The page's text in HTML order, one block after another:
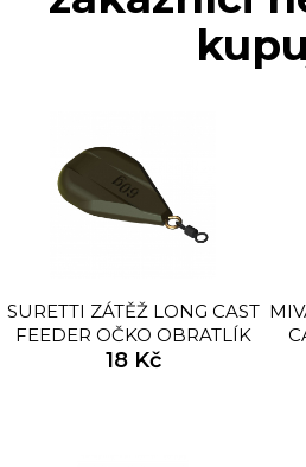
SURETTI ZÁTĚŽ LONG CAST
FEEDER OČKO OBRATLÍK
18 Kč